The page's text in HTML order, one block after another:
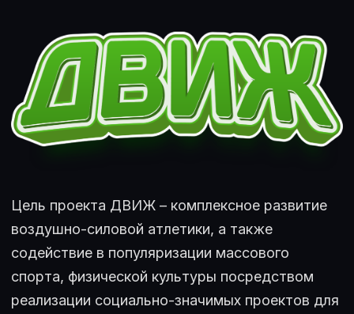
Цель проекта ДВИЖ – комплексное развитие
воздушно-силовой атлетики, а также
содействие в популяризации массового
спорта, физической культуры посредством
реализации социально-значимых проектов для